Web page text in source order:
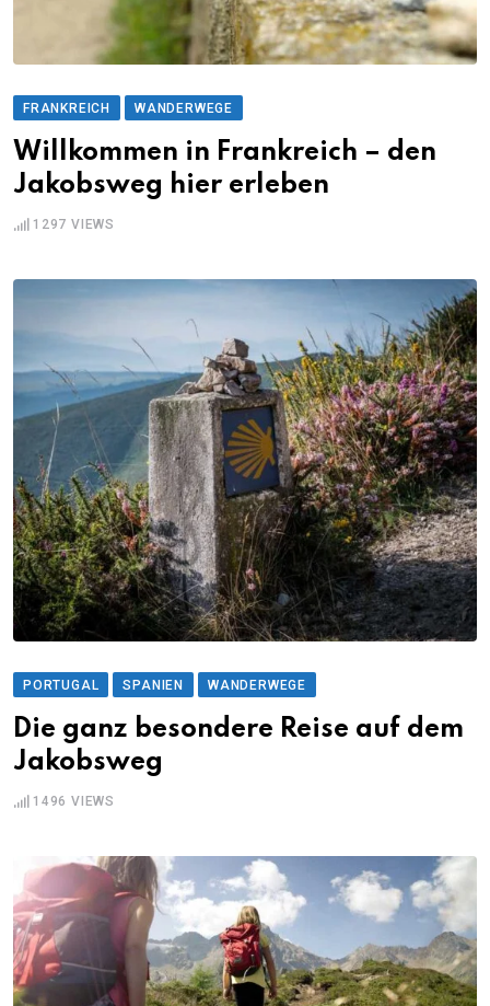
FRANKREICH WANDERWEGE
Willkommen in Frankreich – den
Jakobsweg hier erleben
1297 VIEWS
PORTUGAL SPANIEN WANDERWEGE
Die ganz besondere Reise auf dem
Jakobsweg
1496 VIEWS